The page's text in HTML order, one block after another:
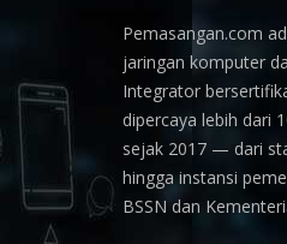
Pemasangan.com
jaringan komputer
Integrator
dipercaya lebih dari
sejak 2017 — dari
hingga instansi
BSSN dan